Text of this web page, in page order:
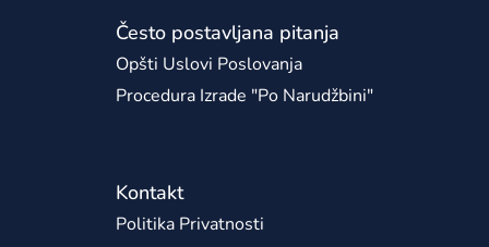
Često postavljana pitanja
Opšti Uslovi Poslovanja
Procedura Izrade "po Narudžbini"
Kontakt
Politika Privatnosti